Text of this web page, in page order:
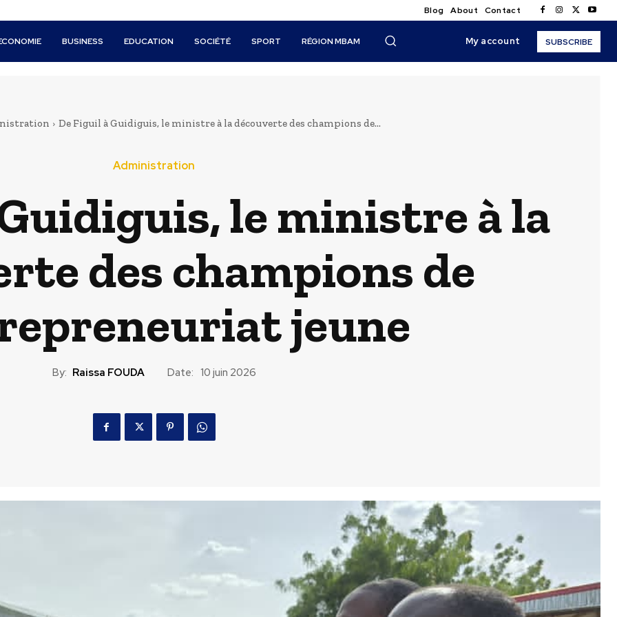
Blog About Contact
BUSINESS EDUCATION SOCIÉTÉ SPORT RÉGION MBAM My account SUBSCRIBE
De Figuil à Guidiguis, le ministre à la découverte des champions de...
Administration
le ministre à la
des champions de
jeune
By: Raissa FOUDA Date: 10 juin 2026